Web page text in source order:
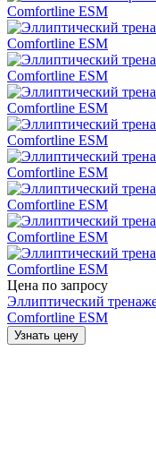
Цена по запросу
Эллиптический
Comfortline ESM
Узнать цену